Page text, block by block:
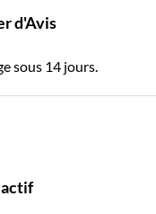
d'Avis
sous 14 jours.